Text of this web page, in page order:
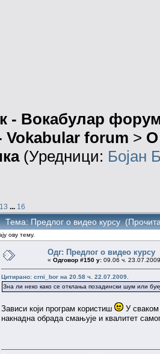
- Вокабулар
Vokabular forum > О
(Уредници: Бојан
13 ... 16
Тема: Предлог о видео курсу
ову тему.
Одг: Предлог о видео курсу
« Одговор #150 у: 09.06 ч.
Цитирано: crni_bor на 20.58 ч. 22.07.2009.
Зна ли неко како се отклања позадински шум или
Зависи који програм користиш
У
накнадна обрада смањује и квалитет